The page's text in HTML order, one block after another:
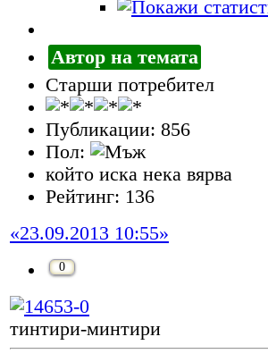
Автор на темата
Старши потребител
Публикации: 856
Пол:
който иска нека вярва
Рейтинг: 136
«23.09.2013 10:55»
0
тинтири-минтири